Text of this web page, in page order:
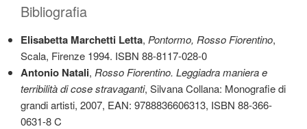
Bibliografia
Elisabetta Marchetti Letta, Pontormo, Rosso Fiorentino,
Scala, Firenze 1994. ISBN 88-8117-028-0
Antonio Natali, Rosso Fiorentino. Leggiadra maniera e
terribilità di cose stravaganti, Silvana Collana: Monografie di
grandi artisti, 2007, EAN: 9788836606313, ISBN 88-366-
0631-8 C